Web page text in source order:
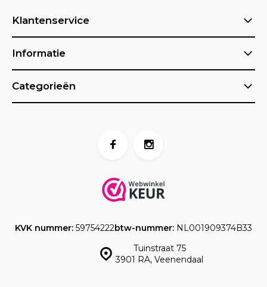
Klantenservice
Informatie
Categorieën
Tuinstraat 75
3901 RA, Veenendaal
KVK nummer: 59754222btw-nummer: NL001909374B33